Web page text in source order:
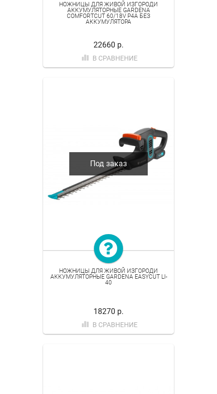
НОЖНИЦЫ ДЛЯ ЖИВОЙ ИЗГОРОДИ
АККУМУЛЯТОРНЫЕ GARDENA
COMFORTCUT 60/18V P4A БЕЗ
АККУМУЛЯТОРА
22660 р.
В СРАВНЕНИЕ
Под заказ
НОЖНИЦЫ ДЛЯ ЖИВОЙ ИЗГОРОДИ
АККУМУЛЯТОРНЫЕ GARDENA EASYCUT LI-
40
18270 р.
В СРАВНЕНИЕ